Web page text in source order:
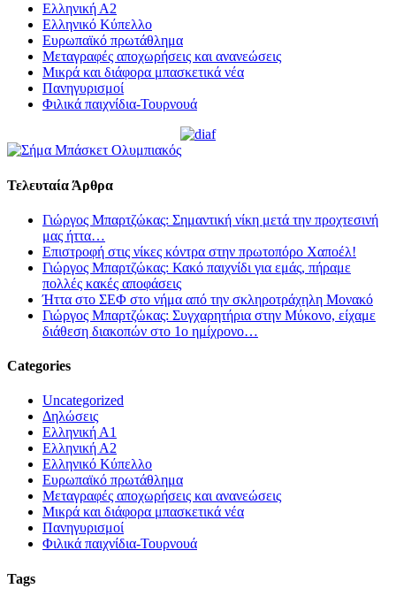
Ελληνική Α2
Ελληνικό Κύπελλο
Ευρωπαϊκό πρωτάθλημα
Μεταγραφές αποχωρήσεις και ανανεώσεις
Μικρά και διάφορα μπασκετικά νέα
Πανηγυρισμοί
Φιλικά παιχνίδια-Τουρνουά
Τελευταία Άρθρα
Γιώργος Μπαρτζώκας: Σημαντική νίκη μετά την προχτεσινή
μας ήττα…
Επιστροφή στις νίκες κόντρα στην πρωτοπόρο Χαποέλ!
Γιώργος Μπαρτζώκας: Κακό παιχνίδι για εμάς, πήραμε
πολλές κακές αποφάσεις
Ήττα στο ΣΕΦ στο νήμα από την σκληροτράχηλη Μονακό
Γιώργος Μπαρτζώκας: Συγχαρητήρια στην Μύκονο, είχαμε
διάθεση διακοπών στο 1ο ημίχρονο…
Categories
Uncategorized
Δηλώσεις
Ελληνική Α1
Ελληνική Α2
Ελληνικό Κύπελλο
Ευρωπαϊκό πρωτάθλημα
Μεταγραφές αποχωρήσεις και ανανεώσεις
Μικρά και διάφορα μπασκετικά νέα
Πανηγυρισμοί
Φιλικά παιχνίδια-Τουρνουά
Tags